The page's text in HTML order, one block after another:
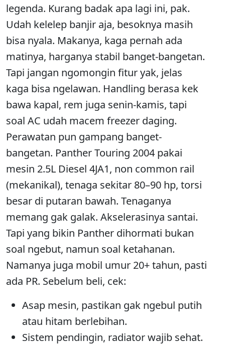
legenda. Kurang badak apa lagi ini, pak.
Udah kelelep banjir aja, besoknya masih
bisa nyala. Makanya, kaga pernah ada
matinya, harganya stabil banget-bangetan.
Tapi jangan ngomongin fitur yak, jelas
kaga bisa ngelawan. Handling berasa kek
bawa kapal, rem juga senin-kamis, tapi
soal AC udah macem freezer daging.
Perawatan pun gampang banget-
bangetan. Panther Touring 2004 pakai
mesin 2.5L Diesel 4JA1, non common rail
(mekanikal), tenaga sekitar 80–90 hp, torsi
besar di putaran bawah. Tenaganya
memang gak galak. Akselerasinya santai.
Tapi yang bikin Panther dihormati bukan
soal ngebut, namun soal ketahanan.
Namanya juga mobil umur 20+ tahun, pasti
ada PR. Sebelum beli, cek:
Asap mesin, pastikan gak ngebul putih
atau hitam berlebihan.
Sistem pendingin, radiator wajib sehat.